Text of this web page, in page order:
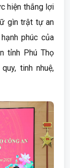
hiện thắng lợi
gìn trật tự an
phúc của
tỉnh Phú Thọ
tinh nhuệ,